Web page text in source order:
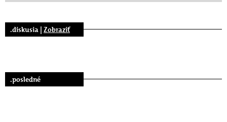
.diskusia | Zobraziť
.posledné